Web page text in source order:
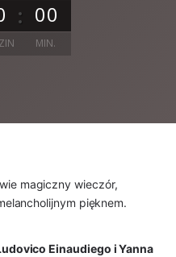
00
MIN.
magiczny wieczór,
pięknem.
Einaudiego i Yanna